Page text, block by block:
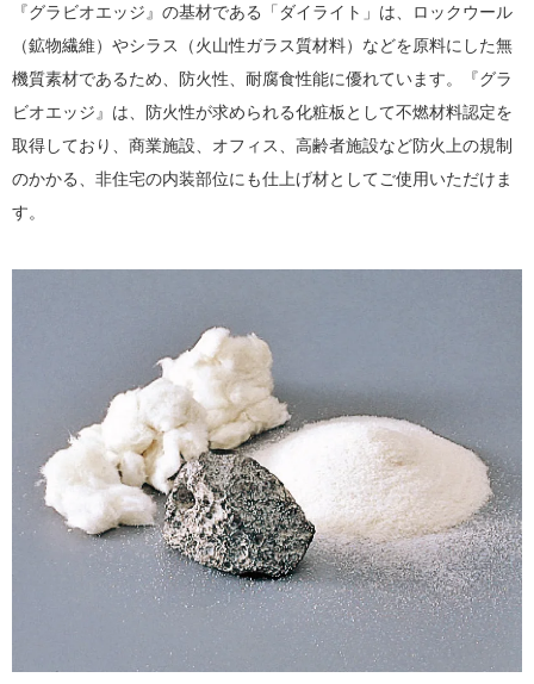
『グラビオエッジ』の基材である「ダイライト」は、ロックウール
（鉱物繊維）やシラス（火山性ガラス質材料）などを原料にした無
機質素材であるため、防火性、耐腐食性能に優れています。『グラ
ビオエッジ』は、防火性が求められる化粧板として不燃材料認定を
取得しており、商業施設、オフィス、高齢者施設など防火上の規制
のかかる、非住宅の内装部位にも仕上げ材としてご使用いただけま
す。